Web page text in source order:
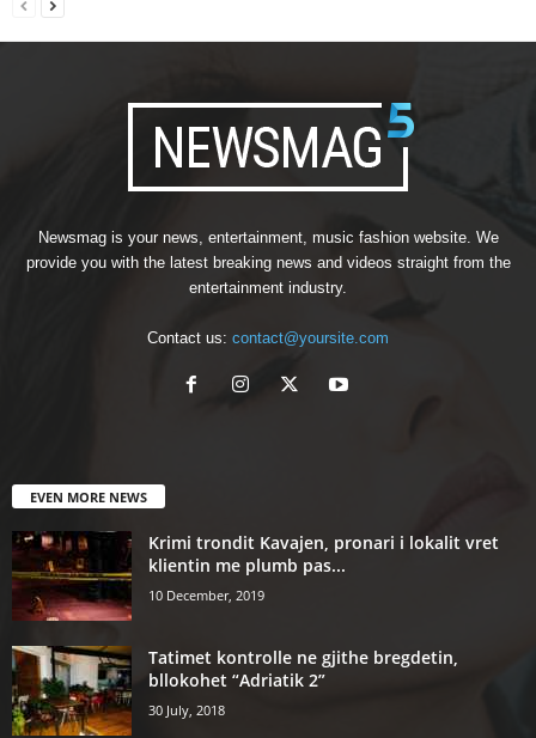
Newsmag is your news, entertainment, music fashion website. We
provide you with the latest breaking news and videos straight from the
entertainment industry.
Contact us: contact@yoursite.com
EVEN MORE NEWS
Krimi trondit Kavajen, pronari i lokalit vret
klientin me plumb pas...
10 December, 2019
Tatimet kontrolle ne gjithe bregdetin,
bllokohet “Adriatik 2”
30 July, 2018